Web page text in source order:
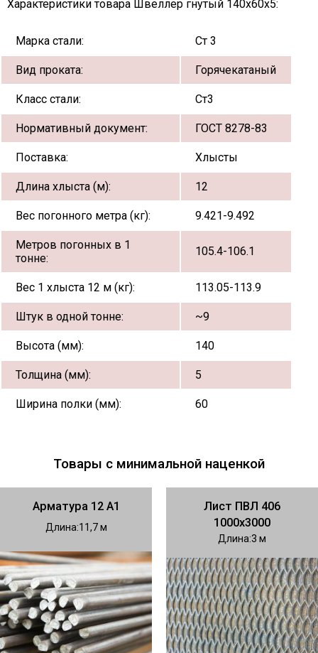
Характеристики товара Швеллер гнутый 140х60х5:
Марка стали: Ст 3
Вид проката: Горячекатаный
Класс стали: Ст3
Нормативный документ: ГОСТ 8278-83
Поставка: Хлысты
Длина хлыста (м): 12
Вес погонного метра (кг): 9.421-9.492
Метров погонных в 1
тонне:
105.4-106.1
Вес 1 хлыста 12 м (кг): 113.05-113.9
Штук в одной тонне: ~9
Высота (мм): 140
Толщина (мм): 5
Ширина полки (мм): 60
Товары с минимальной наценкой
Арматура 12 А1
Длина 11,7
Лист ПВЛ 406
1000х3000
Длина 3